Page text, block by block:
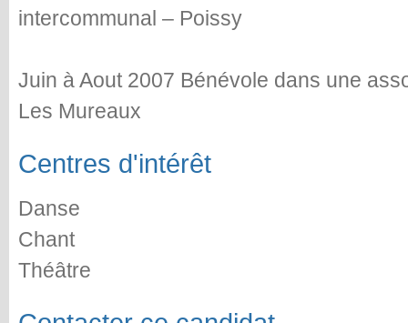
intercommunal – Poissy
Juin à Aout 2007 Bénévole dans une
Les Mureaux
Centres d'intérêt
Danse
Chant
Théâtre